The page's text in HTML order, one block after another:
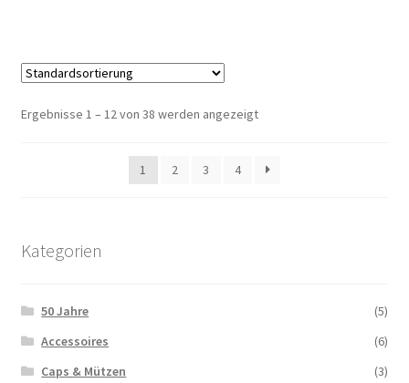
Ergebnisse 1 – 12 von 38 werden angezeigt
1 2 3 4
Kategorien
50 Jahre
(5)
Accessoires
(6)
Caps & Mützen
(3)